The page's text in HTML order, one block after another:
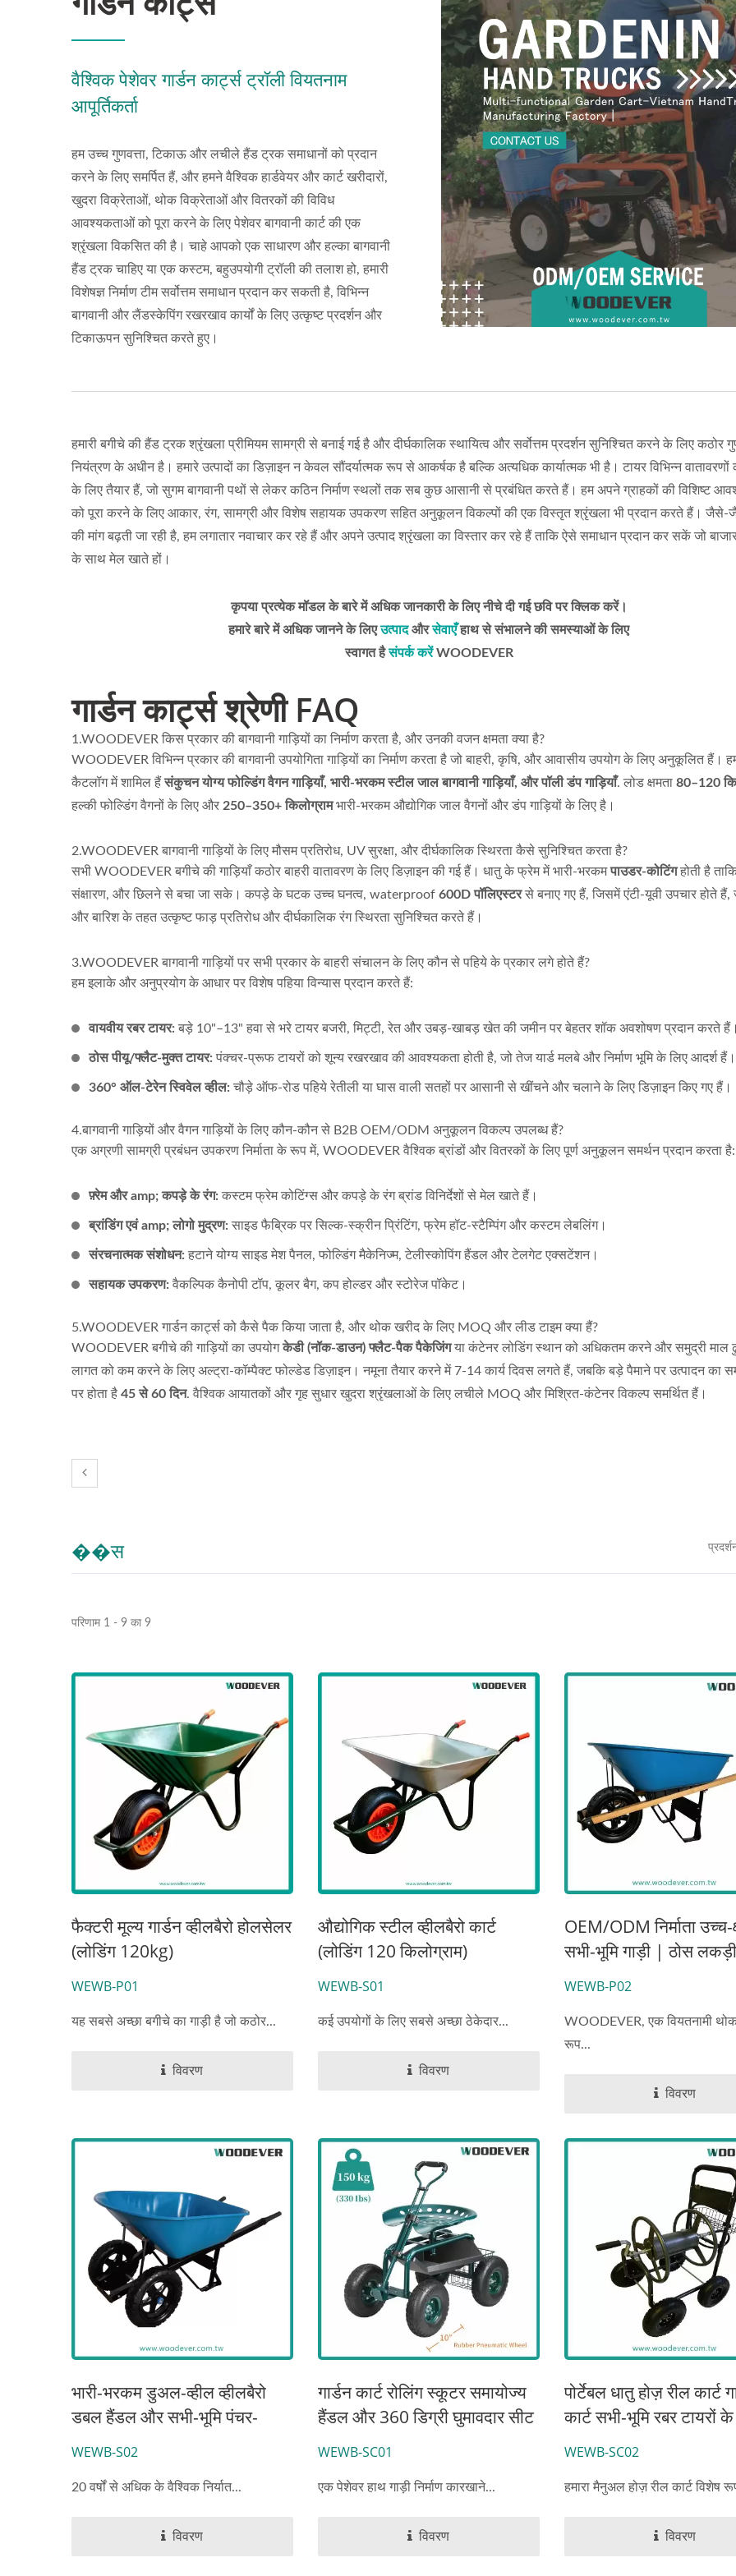
वैश्विक पेशेवर गार्डन कार्ट्स ट्रॉली वियतनाम
आपूर्तिकर्ता
हम उच्च गुणवत्ता, टिकाऊ और लचीले हैंड ट्रक समाधानों को प्रदान
करने के लिए समर्पित हैं, और हमने वैश्विक हार्डवेयर और कार्ट खरीदारों,
खुदरा विक्रेताओं, थोक विक्रेताओं और वितरकों की विविध
आवश्यकताओं को पूरा करने के लिए पेशेवर बागवानी कार्ट की एक
श्रृंखला विकसित की है। चाहे आपको एक साधारण और हल्का बागवानी
हैंड ट्रक चाहिए या एक कस्टम, बहुउपयोगी ट्रॉली की तलाश हो, हमारी
विशेषज्ञ निर्माण टीम सर्वोत्तम समाधान प्रदान कर सकती है, विभिन्न
बागवानी और लैंडस्केपिंग रखरखाव कार्यों के लिए उत्कृष्ट प्रदर्शन और
टिकाऊपन सुनिश्चित करते हुए।
हमारी बगीचे की हैंड ट्रक श्रृंखला प्रीमियम सामग्री से बनाई गई है और दीर्घकालिक स्थायित्व और सर्वोत्तम प्रदर्शन सुनिश्चित करने के लिए कठोर
नियंत्रण के अधीन है। हमारे उत्पादों का डिज़ाइन न केवल सौंदर्यात्मक रूप से आकर्षक है बल्कि अत्यधिक कार्यात्मक भी है। टायर विभिन्न
के लिए तैयार हैं, जो सुगम बागवानी पथों से लेकर कठिन निर्माण स्थलों तक सब कुछ आसानी से प्रबंधित करते हैं। हम अपने ग्राहकों की विशिष्ट
को पूरा करने के लिए आकार, रंग, सामग्री और विशेष सहायक उपकरण सहित अनुकूलन विकल्पों की एक विस्तृत श्रृंखला भी प्रदान करते हैं। जैसे-
की मांग बढ़ती जा रही है, हम लगातार नवाचार कर रहे हैं और अपने उत्पाद श्रृंखला का विस्तार कर रहे हैं ताकि ऐसे समाधान प्रदान कर सकें जो
के साथ मेल खाते हों।
कृपया प्रत्येक मॉडल के बारे में अधिक जानकारी के लिए नीचे दी गई छवि पर क्लिक करें।
हमारे बारे में अधिक जानने के लिएउत्पादऔरसेवाएँहाथ से संभालने की समस्याओं के लिए
स्वागत हैसंपर्क करेंWOODEVER
गार्डन कार्ट्स श्रेणी FAQ
1.WOODEVER किस प्रकार की बागवानी गाड़ियों का निर्माण करता है, और उनकी वजन क्षमता क्या है?
WOODEVER विभिन्न प्रकार की बागवानी उपयोगिता गाड़ियों का निर्माण करता है जो बाहरी, कृषि, और आवासीय उपयोग के लिए अनुकूलित हैं।
कैटलॉग में शामिल हैंसंकुचन योग्य फोल्डिंग वैगन गाड़ियाँ, भारी-भरकम स्टील जाल बागवानी गाड़ियाँ, और पॉली डंप गाड़ियाँ. लोड क्षमता 80–120
हल्की फोल्डिंग वैगनों के लिए और 250–350+ किलोग्रामभारी-भरकम औद्योगिक जाल वैगनों और डंप गाड़ियों के लिए है।
2.WOODEVER बागवानी गाड़ियों के लिए मौसम प्रतिरोध, UV सुरक्षा, और दीर्घकालिक स्थिरता कैसे सुनिश्चित करता है?
सभी WOODEVER बगीचे की गाड़ियाँ कठोर बाहरी वातावरण के लिए डिज़ाइन की गई हैं। धातु के फ्रेम में भारी-भरकमपाउडर-कोटिंगहोती है
संक्षारण, और छिलने से बचा जा सके। कपड़े के घटक उच्च घनत्व, waterproof 600D पॉलिएस्टरसे बनाए गए हैं, जिसमें एंटी-यूवी उपचार होते हैं,
और बारिश के तहत उत्कृष्ट फाड़ प्रतिरोध और दीर्घकालिक रंग स्थिरता सुनिश्चित करते हैं।
3.WOODEVER बागवानी गाड़ियों पर सभी प्रकार के बाहरी संचालन के लिए कौन से पहिये के प्रकार लगे होते हैं?
हम इलाके और अनुप्रयोग के आधार पर विशेष पहिया विन्यास प्रदान करते हैं:
वायवीय रबर टायर: बड़े 10"–13" हवा से भरे टायर बजरी, मिट्टी, रेत और उबड़-खाबड़ खेत की जमीन पर बेहतर शॉक अवशोषण प्रदान करते
ठोस पीयू/फ्लैट-मुक्त टायर: पंक्चर-प्रूफ टायरों को शून्य रखरखाव की आवश्यकता होती है, जो तेज यार्ड मलबे और निर्माण भूमि के लिए आदर्श हैं।
360° ऑल-टेरेन स्विवेल व्हील: चौड़े ऑफ-रोड पहिये रेतीली या घास वाली सतहों पर आसानी से खींचने और चलाने के लिए डिज़ाइन किए गए हैं।
4.बागवानी गाड़ियों और वैगन गाड़ियों के लिए कौन-कौन से B2B OEM/ODM अनुकूलन विकल्प उपलब्ध हैं?
एक अग्रणी सामग्री प्रबंधन उपकरण निर्माता के रूप में, WOODEVER वैश्विक ब्रांडों और वितरकों के लिए पूर्ण अनुकूलन समर्थन प्रदान करता है:
फ़्रेम और amp; कपड़े के रंग: कस्टम फ्रेम कोटिंग्स और कपड़े के रंग ब्रांड विनिर्देशों से मेल खाते हैं।
ब्रांडिंग एवं amp; लोगो मुद्रण: साइड फैब्रिक पर सिल्क-स्क्रीन प्रिंटिंग, फ्रेम हॉट-स्टैम्पिंग और कस्टम लेबलिंग।
संरचनात्मक संशोधन: हटाने योग्य साइड मेश पैनल, फोल्डिंग मैकेनिज्म, टेलीस्कोपिंग हैंडल और टेलगेट एक्सटेंशन।
सहायक उपकरण: वैकल्पिक कैनोपी टॉप, कूलर बैग, कप होल्डर और स्टोरेज पॉकेट।
5.WOODEVER गार्डन कार्ट्स को कैसे पैक किया जाता है, और थोक खरीद के लिए MOQ और लीड टाइम क्या हैं?
WOODEVER बगीचे की गाड़ियों का उपयोगकेडी (नॉक-डाउन) फ्लैट-पैक पैकेजिंगया कंटेनर लोडिंग स्थान को अधिकतम करने और समुद्री माल
लागत को कम करने के लिए अल्ट्रा-कॉम्पैक्ट फोल्डेड डिज़ाइन। नमूना तैयार करने में 7-14 कार्य दिवस लगते हैं, जबकि बड़े पैमाने पर उत्पादन का
पर होता है 45 से 60 दिन. वैश्विक आयातकों और गृह सुधार खुदरा श्रृंखलाओं के लिए लचीले MOQ और मिश्रित-कंटेनर विकल्प समर्थित हैं।
��स
परिणाम 1 - 9 का 9
फैक्टरी मूल्य गार्डन व्हीलबैरो होलसेलर
(लोडिंग 120kg)
WEWB-P01
यह सबसे अच्छा बगीचे का गाड़ी है जो कठोर...
विवरण
औद्योगिक स्टील व्हीलबैरो कार्ट
(लोडिंग 120 किलोग्राम)
WEWB-S01
कई उपयोगों के लिए सबसे अच्छा ठेकेदार...
विवरण
OEM/ODM निर्माता उच्च-
सभी-भूमि गाड़ी | ठोस
हैंडल और वायवीय रबर
WEWB-P02
WOODEVER, एक वियतनामी थोक
रूप...
विवरण
भारी-भरकम डुअल-व्हील व्हीलबैरो
डबल हैंडल और सभी-भूमि पंचर-
प्रतिरोधी इन्फ्लेटेबल या पीयू टायर
WEWB-S02
20 वर्षों से अधिक के वैश्विक निर्यात...
विवरण
गार्डन कार्ट रोलिंग स्कूटर समायोज्य
हैंडल और 360 डिग्री घुमावदार सीट
के साथ, इनडोर और आउटडोर
WEWB-SC01
एक पेशेवर हाथ गाड़ी निर्माण कारखाने...
विवरण
पोर्टेबल धातु होज़ रील कार्ट
कार्ट सभी-भूमि रबर टायरों
भारी शुल्क के लिए फार्म और
WEWB-SC02
हमारा मैनुअल होज़ रील कार्ट विशेष
विवरण
हल्का स्टील हैंड ट्रक आपूर्तिकर्ता (60
ट्रक आपूर्तिकर्ता कस्टमाइज हैंड
ट्रक। पेशेवर OEMODM हैंड ट्रक
आपूर्तिकर्ता कस्टमाइज हैंड ट्रक।
स्किड्स के साथ स्टील